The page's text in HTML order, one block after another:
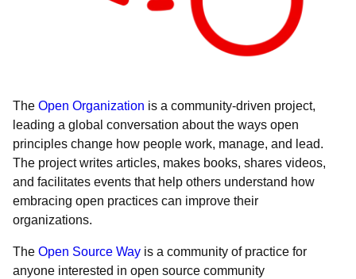
The Open Organization is a community-driven project,
leading a global conversation about the ways open
principles change how people work, manage, and lead.
The project writes articles, makes books, shares videos,
and facilitates events that help others understand how
embracing open practices can improve their
organizations.
The Open Source Way is a community of practice for
anyone interested in open source community